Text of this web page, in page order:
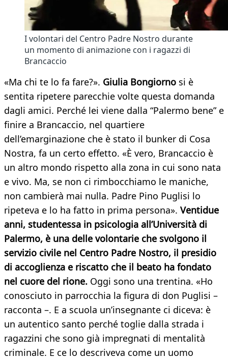
I volontari del Centro Padre Nostro durante
un momento di animazione con i ragazzi di
Brancaccio
«Ma chi te lo fa fare?». Giulia Bongiorno si è
sentita ripetere parecchie volte questa domanda
dagli amici. Perché lei viene dalla “Palermo bene” e
finire a Brancaccio, nel quartiere
dell’emarginazione che è stato il bunker di Cosa
Nostra, fa un certo effetto. «È vero, Brancaccio è
un altro mondo rispetto alla zona in cui sono nata
e vivo. Ma, se non ci rimbocchiamo le maniche,
non cambierà mai nulla. Padre Pino Puglisi lo
ripeteva e lo ha fatto in prima persona». Ventidue
anni, studentessa in psicologia all’Università di
Palermo, è una delle volontarie che svolgono il
servizio civile nel Centro Padre Nostro, il presidio
di accoglienza e riscatto che il beato ha fondato
nel cuore del rione. Oggi sono una trentina. «Ho
conosciuto in parrocchia la figura di don Puglisi –
racconta –. E a scuola un’insegnante ci diceva: è
un autentico santo perché toglie dalla strada i
ragazzini che sono già impregnati di mentalità
criminale. E ce lo descriveva come un uomo